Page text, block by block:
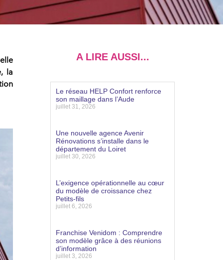
la
A LIRE AUSSI...
Le réseau HELP Confort renforce
son maillage dans l’Aude
juillet 31, 2026
Une nouvelle agence Avenir
Rénovations s’installe dans le
département du Loiret
juillet 30, 2026
L’exigence opérationnelle au cœur
du modèle de croissance chez
Petits-fils
juillet 6, 2026
Franchise Venidom : Comprendre
son modèle grâce à des réunions
d’information
juillet 3, 2026